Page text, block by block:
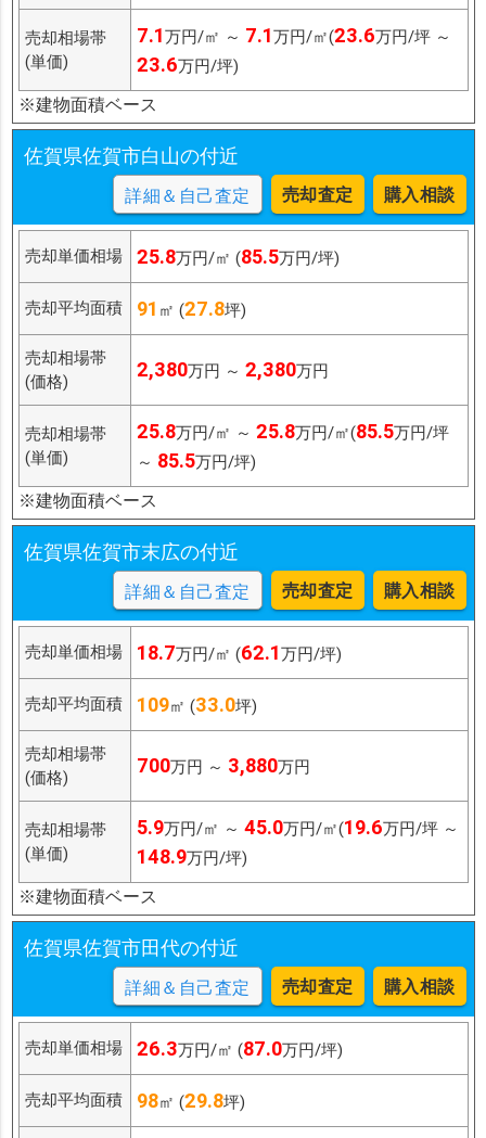
売却相場帯
(単価)
7.1万円/㎡ ～ 7.1万円/㎡(23.6万円/坪 ～
23.6万円/坪)
※建物面積ベース
佐賀県佐賀市白山の付近
詳細＆自己査定 売却査定 購入相談
売却単価相場 25.8万円/㎡ (85.5万円/坪)
売却平均面積 91 ㎡ (27.8坪)
売却相場帯
(価格)
2,380万円 ～ 2,380万円
売却相場帯
(単価)
25.8万円/㎡ ～ 25.8万円/㎡(85.5万円/坪
～ 85.5万円/坪)
※建物面積ベース
佐賀県佐賀市末広の付近
詳細＆自己査定 売却査定 購入相談
売却単価相場 18.7万円/㎡ (62.1万円/坪)
売却平均面積 109㎡ (33.0坪)
売却相場帯
(価格)
700万円 ～ 3,880万円
売却相場帯
(単価)
5.9万円/㎡ ～ 45.0万円/㎡(19.6万円/坪 ～
148.9万円/坪)
※建物面積ベース
佐賀県佐賀市田代の付近
詳細＆自己査定 売却査定 購入相談
売却単価相場 26.3万円/㎡ (87.0万円/坪)
売却平均面積 98㎡ (29.8坪)